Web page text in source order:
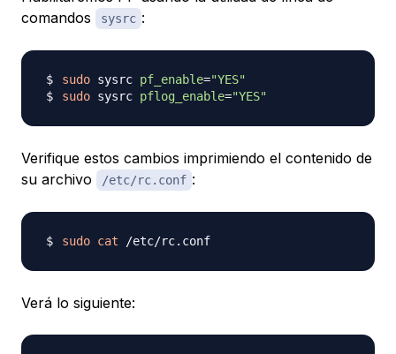
comandos
sysrc :
sudo sysrc pf_enable="YES"
sudo sysrc pflog_enable="YES"
Verifique estos cambios imprimiendo el contenido de
su archivo
/etc/rc.conf :
sudo cat
Verá lo siguiente: